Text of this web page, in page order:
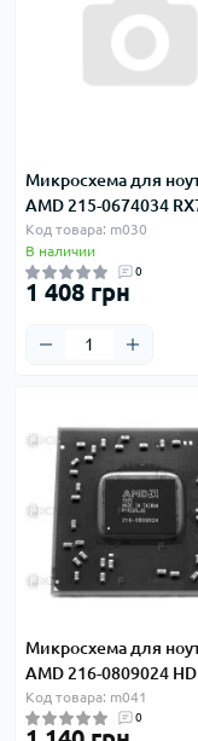
Микросхема для
AMD 215-0674034
Код товара: m030
В наличии
0
1 408 грн
Микросхема для
AMD 216-0809024
Код товара: m041
0